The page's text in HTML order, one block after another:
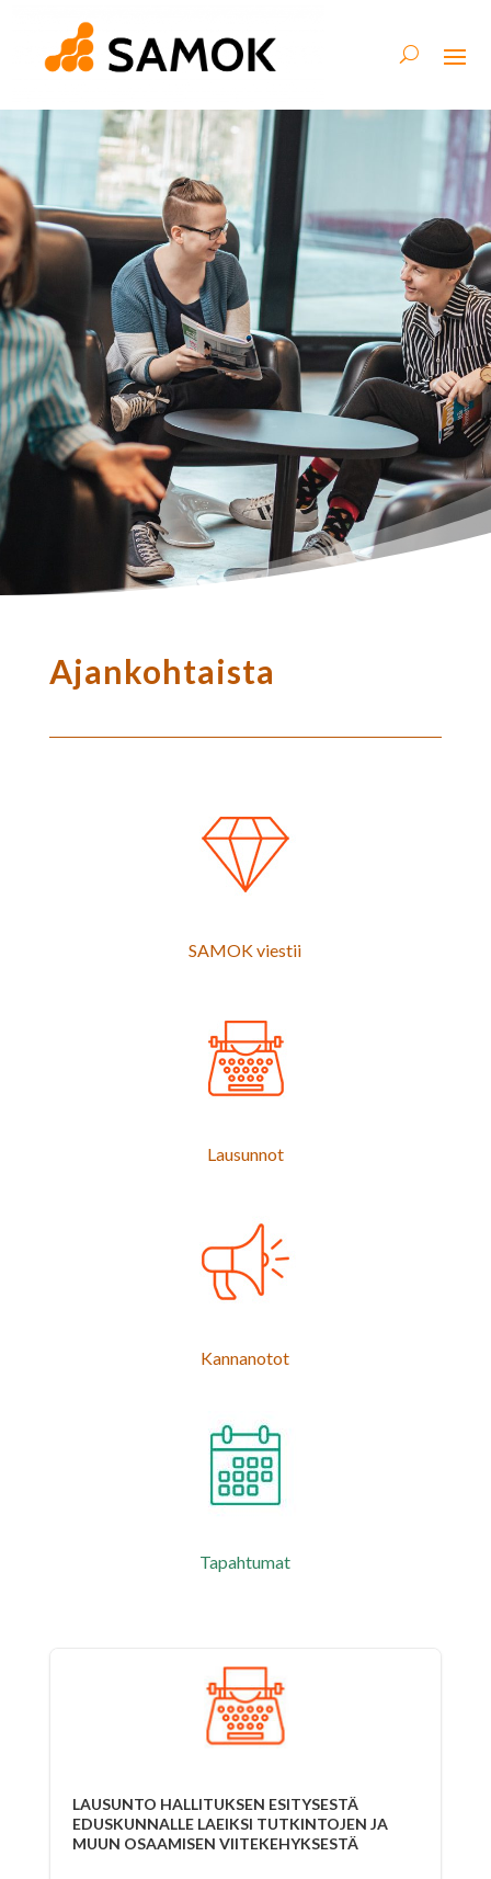
Ajankohtaista
SAMOK viestii
Lausunnot
Kannanotot
Tapahtumat
LAUSUNTO HALLITUKSEN ESITYSESTÄ
EDUSKUNNALLE LAEIKSI TUTKINTOJEN JA
MUUN OSAAMISEN VIITEKEHYKSESTÄ